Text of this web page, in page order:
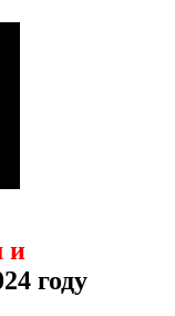
и
году